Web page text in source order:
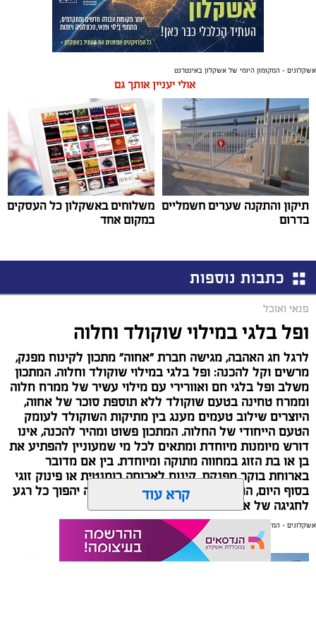
אשקלונים - המקומון היומי של אשקלון באינטרנט
אולי יעניין אותך גם
תיקון והתקנה שערים חשמליים
בדרום
משלוחים באשקלון כל העסקים
במקום אחד
כתבות נוספות
פנאי ואוכל
ופל בלגי במילוי שוקולד וחלוה
לרגל חג האהבה, מגישה חברת "אחוה" מתכון לקינוח מפנק,
מרשים וקל להכנה: ופל בלגי במילוי שוקולד וחלוה. המתכון
משלב ופל בלגי חם ואוורירי עם מילוי עשיר של ממרח חלוה
וממרח טחינה בטעם שוקולד ללא תוספת סוכר של אחוה,
היוצרים שילוב טעמים מענג בין מתיקות השוקולד לעומק
הטעם הייחודי של החלוה. המתכון פשוט ומהיר להכנה, אינו
דורש מיומנות מיוחדת ומתאים לכל מי שמעוניין להפתיע את
בן או בת הזוג במחווה מתוקה ומיוחדת. בין אם מדובר
בארוחת בוקר מפנקת, קינוח לארוחה רומנטית או פינוק זוגי
בסוף היום, הוופל הבלגי בטעם שוקולד וחלוה יהפוך כל רגע
לחגיגה של אהבה. ט"ו באב שמח!
קרא עוד
אשקלונים - המקומון היומי של אשקלון באינטרנט
אולי יעניין אותך גם